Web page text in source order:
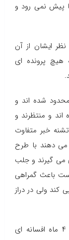
پیش نمی رود و
ایشان از آن
هیچ پرونده ای
محدود شده اند و
اند و منتظرند و
خبر متفاوت
می دهند با طرح
می گیرند و جلب
باعث گمراهی
کند ولی در دراز
کوتاه سخن اینکه اقدام از طریق کارآفرینی در ۴ ماه افسانه ای